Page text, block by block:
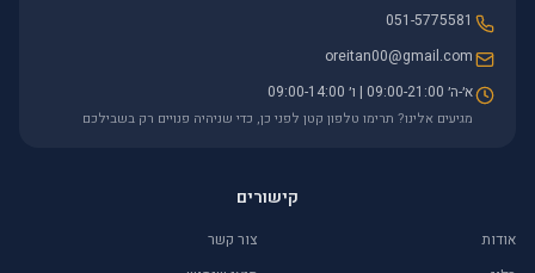
051-5775581
oreitan00@gmail.com
א׳-ה׳ 09:00-21:00 | ו׳ 09:00-14:00
מגיעים אלינו? תרימו טלפון קטן לפני כן, כדי שניהיה פנויים רק בשבילכם
קישורים
אודות
צור קשר